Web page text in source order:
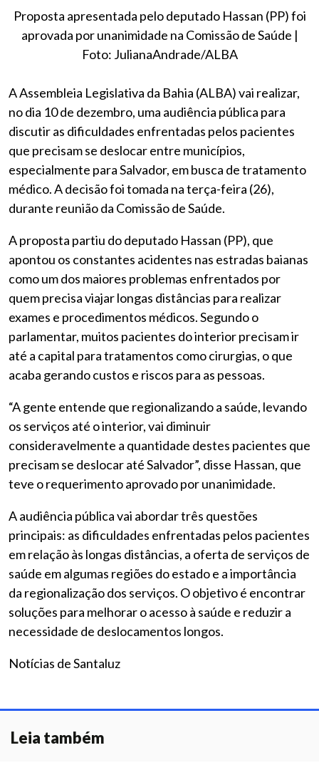
Proposta apresentada pelo deputado Hassan (PP) foi
aprovada por unanimidade na Comissão de Saúde |
Foto: JulianaAndrade/ALBA
A Assembleia Legislativa da Bahia (ALBA) vai realizar,
no dia 10 de dezembro, uma audiência pública para
discutir as dificuldades enfrentadas pelos pacientes
que precisam se deslocar entre municípios,
especialmente para Salvador, em busca de tratamento
médico. A decisão foi tomada na terça-feira (26),
durante reunião da Comissão de Saúde.
A proposta partiu do deputado Hassan (PP), que
apontou os constantes acidentes nas estradas baianas
como um dos maiores problemas enfrentados por
quem precisa viajar longas distâncias para realizar
exames e procedimentos médicos. Segundo o
parlamentar, muitos pacientes do interior precisam ir
até a capital para tratamentos como cirurgias, o que
acaba gerando custos e riscos para as pessoas.
“A gente entende que regionalizando a saúde, levando
os serviços até o interior, vai diminuir
consideravelmente a quantidade destes pacientes que
precisam se deslocar até Salvador”, disse Hassan, que
teve o requerimento aprovado por unanimidade.
A audiência pública vai abordar três questões
principais: as dificuldades enfrentadas pelos pacientes
em relação às longas distâncias, a oferta de serviços de
saúde em algumas regiões do estado e a importância
da regionalização dos serviços. O objetivo é encontrar
soluções para melhorar o acesso à saúde e reduzir a
necessidade de deslocamentos longos.
Notícias de Santaluz
Leia também